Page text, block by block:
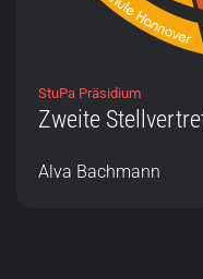
StuPa Präsidium
Zweite
Alva Bachmann